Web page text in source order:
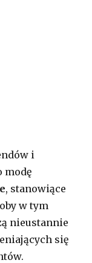
i
modę
, stanowiące
w tym
nieustannie
się